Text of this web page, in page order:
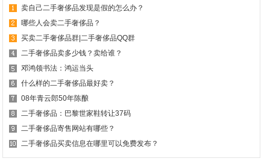
卖自己二手奢侈品发现是假的怎么办？
哪些人会卖二手奢侈品？
买卖二手奢侈品群|二手奢侈品QQ群
二手奢侈品卖多少钱？卖给谁？
邓鸿领书法：鸿运当头
什么样的二手奢侈品最好卖？
08年青云郎50年陈酿
二手奢侈品：巴黎世家鞋转让37码
二手奢侈品寄售网站有哪些？
二手奢侈品买卖信息在哪里可以免费发布？